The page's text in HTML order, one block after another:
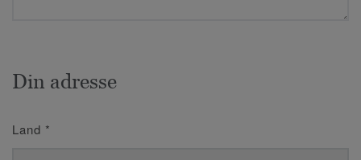
Din adresse
Land *